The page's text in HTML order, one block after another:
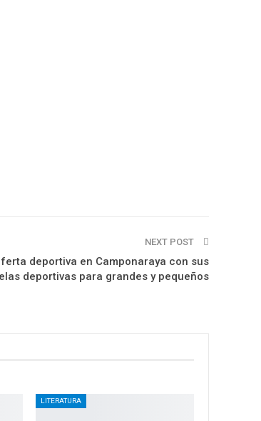
NEXT POST
deportiva en Camponaraya con sus
deportivas para grandes y pequeños
LITERATURA